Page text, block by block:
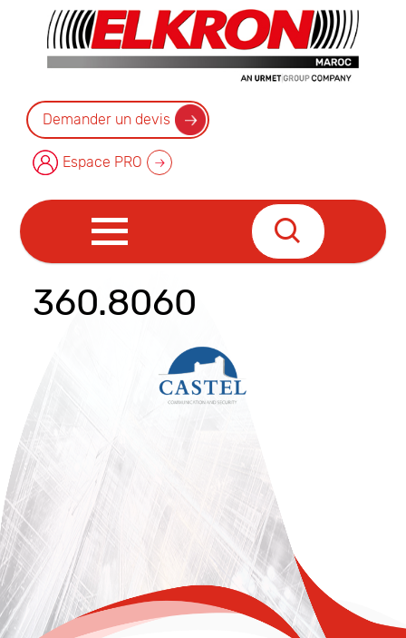
Demander un devis
Espace PRO
360.8060